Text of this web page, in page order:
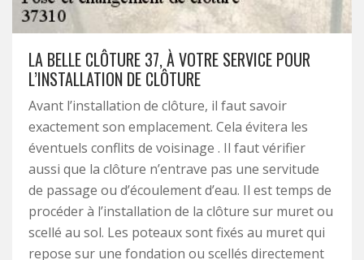
LA BELLE CLÔTURE 37, À VOTRE SERVICE POUR
L’INSTALLATION DE CLÔTURE
Avant l’installation de clôture, il faut savoir
exactement son emplacement. Cela évitera les
éventuels conflits de voisinage . Il faut vérifier
aussi que la clôture n’entrave pas une servitude
de passage ou d’écoulement d’eau. Il est temps de
procéder à l’installation de la clôture sur muret ou
scellé au sol. Les poteaux sont fixés au muret qui
repose sur une fondation ou scellés directement